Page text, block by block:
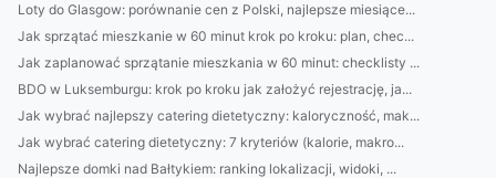
Loty do Glasgow: porównanie cen z Polski, najlepsze miesiące...
Jak sprzątać mieszkanie w 60 minut krok po kroku: plan, chec...
Jak zaplanować sprzątanie mieszkania w 60 minut: checklisty ...
BDO w Luksemburgu: krok po kroku jak założyć rejestrację, ja...
Jak wybrać najlepszy catering dietetyczny: kaloryczność, mak...
Jak wybrać catering dietetyczny: 7 kryteriów (kalorie, makro...
Najlepsze domki nad Bałtykiem: ranking lokalizacji, widoki, ...